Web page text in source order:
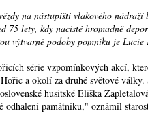
na nástupišti vlakového nádraží
75 lety, kdy nacisté hromadně
výtvarné podoby pomníku je Lucie
série vzpomínkových akcí,
a okolí za druhé světové
husitské Eliška
odhalení památníku," oznámil